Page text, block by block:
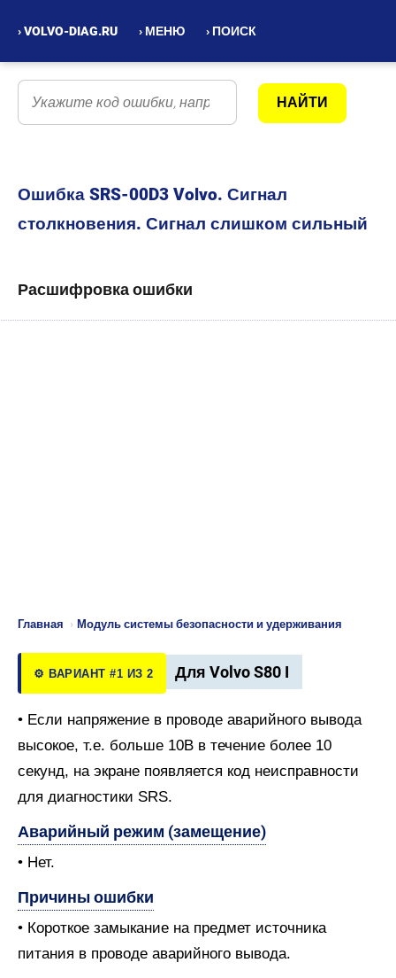
› VOLVO-DIAG.RU › МЕНЮ › ПОИСК
Ошибка SRS-00D3 Volvo. Сигнал
столкновения. Сигнал слишком сильный
Расшифровка ошибки
Главная › Модуль системы безопасности и удерживания
⚙️ ВАРИАНТ #1 ИЗ 2 Для Volvo S80 I
• Если напряжение в проводе аварийного вывода
высокое, т.е. больше 10В в течение более 10
секунд, на экране появляется код неисправности
для диагностики SRS.
Аварийный режим (замещение)
• Нет.
Причины ошибки
• Короткое замыкание на предмет источника
питания в проводе аварийного вывода.